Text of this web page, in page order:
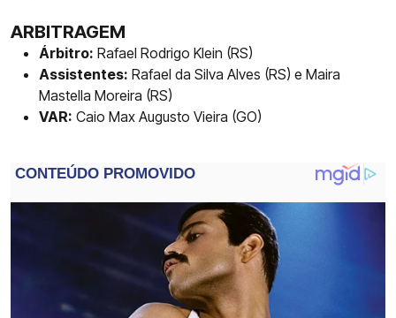
ARBITRAGEM
Árbitro: Rafael Rodrigo Klein (RS)
Assistentes: Rafael da Silva Alves (RS) e Maira
Mastella Moreira (RS)
VAR: Caio Max Augusto Vieira (GO)